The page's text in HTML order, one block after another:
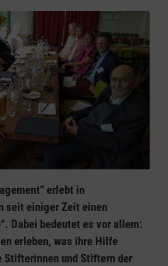
erlebt in
seit einiger Zeit einen
Dabei bedeutet es vor allem:
erleben, was ihre Hilfe
Stifterinnen und Stiftern der